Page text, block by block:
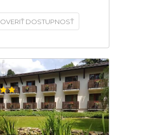
OVERIŤ DOSTUPNOSŤ